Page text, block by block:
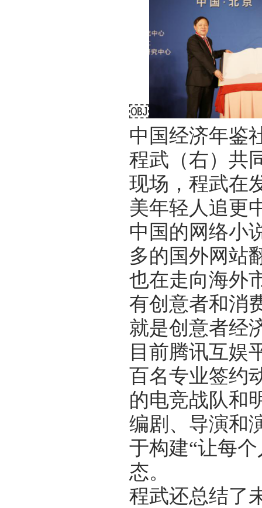
￼
中国经济年鉴
程武（右）共
现场，程武在
美年轻人追更
中国的网络小
多的国外网站
也在走向海外
有创意者和消
就是创意者经
目前腾讯互娱
百名专业签约
的电竞战队和
编剧、导演和
于构建“让每
态。
程武还总结了